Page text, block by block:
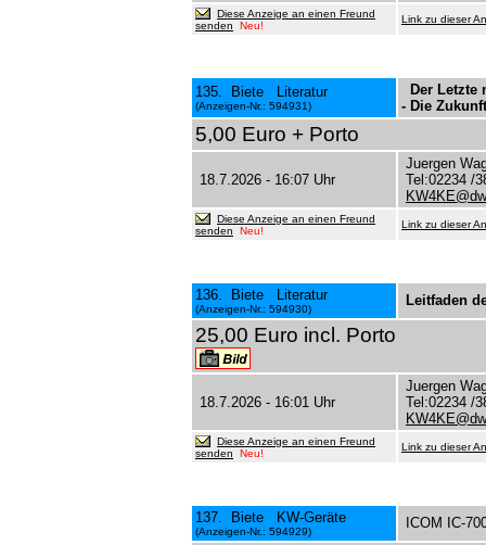
Diese Anzeige an einen Freund
senden
Neu!
Link zu dieser
135. Biete Literatur
(Anzeigen-Nr.: 594931)
Der Letzte
- Die
5,00 Euro + Porto
18.7.2026 - 16:07 Uhr
Juergen
Tel:02234 /
Diese Anzeige an einen Freund
senden
Neu!
Link zu dieser
136. Biete Literatur
(Anzeigen-Nr.: 594930)
Leitfaden
25,00 Euro incl. Porto
18.7.2026 - 16:01 Uhr
Juergen
Tel:02234 /
Diese Anzeige an einen Freund
senden
Neu!
Link zu dieser
137. Biete KW-Geräte
(Anzeigen-Nr.: 594929)
ICOM IC-